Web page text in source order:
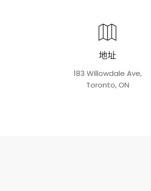
地址
183 Willowdale Ave,
Toronto, ON